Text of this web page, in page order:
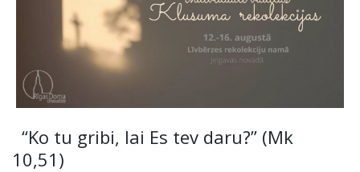
“Ko tu gribi, lai Es tev daru?” (Mk
10,51)